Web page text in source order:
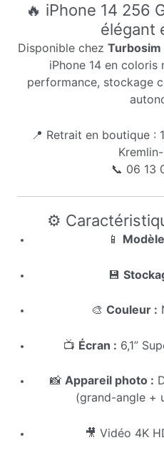
🔥 iPhone 14 256
élégant
Disponible chez Turbosim
iPhone 14 en
performance, stockage
📍 Retrait en boutique :
📞 06 13
⚙️
📱
💾
🎨 Couleur :
📺 Écran : 6,1”
📸 Appareil photo :
(grand-angle +
🎥 Vidéo 4K